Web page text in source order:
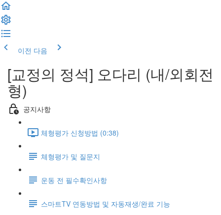
이전 다음
[교정의 정석] 오다리 (내/외회전
형)
공지사항
체형평가 신청방법 (0:38)
체형평가 및 질문지
운동 전 필수확인사항
스마트TV 연동방법 및 자동재생/완료 기능